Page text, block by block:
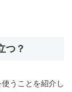
つ？
うことを紹介し